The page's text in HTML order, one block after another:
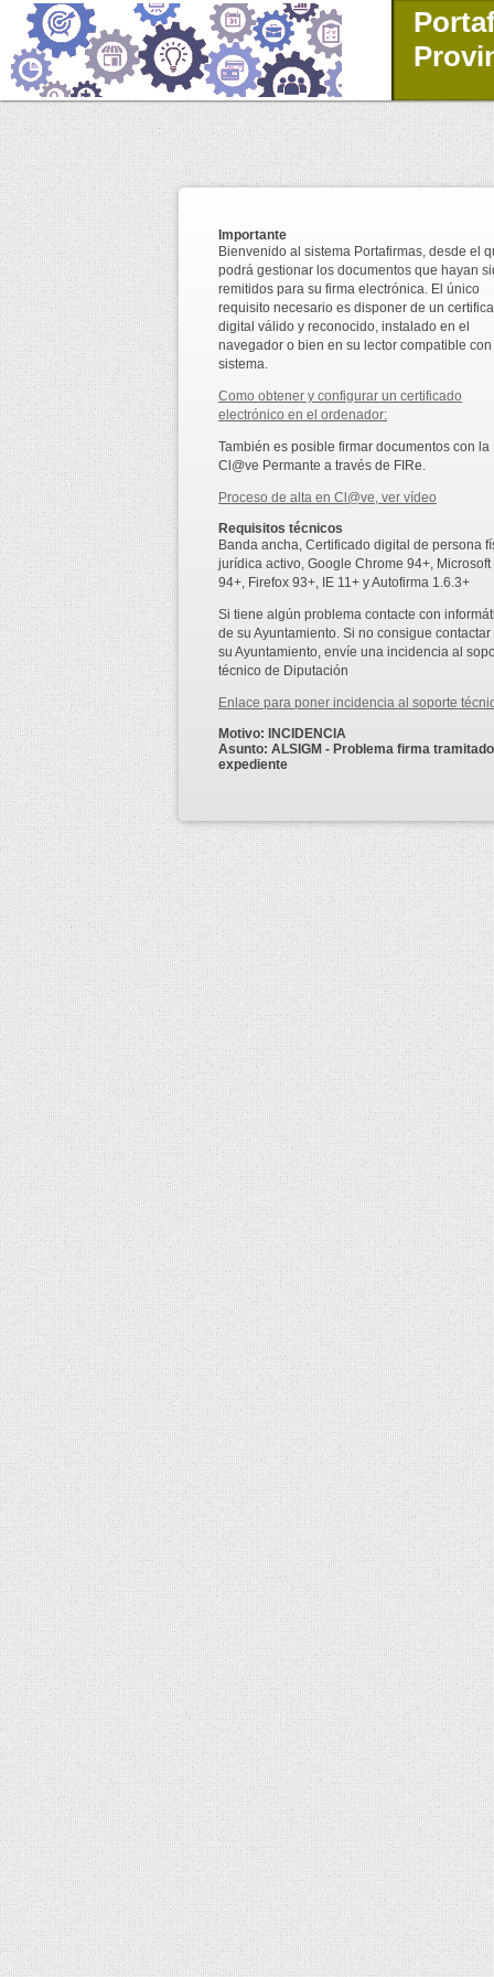
Importante
Bienvenido al sistema Portafirmas, desde el
podrá gestionar los documentos que hayan
remitidos para su firma electrónica. El único
requisito necesario es disponer de un
digital válido y reconocido, instalado en el
navegador o bien en su lector compatible
sistema.
Como obtener y configurar un certificado
electrónico en el ordenador:
También es posible firmar documentos con la
Cl@ve Permante a través de FIRe.
Proceso de alta en Cl@ve, ver vídeo
Requisitos técnicos
Banda ancha, Certificado digital de persona
jurídica activo, Google Chrome 94+, Microsoft
94+, Firefox 93+, IE 11+ y Autofirma 1.6.3+
Si tiene algún problema contacte con
de su Ayuntamiento. Si no consigue contactar
su Ayuntamiento, envíe una incidencia al
técnico de Diputación
Enlace para poner incidencia al soporte
Motivo: INCIDENCIA
Asunto: ALSIGM - Problema firma
expediente